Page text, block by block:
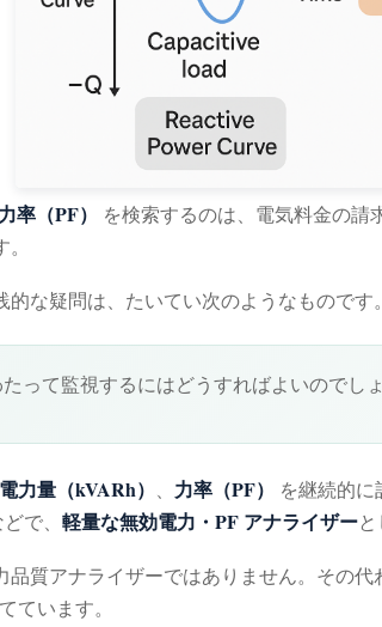
力率（PF）
を検索するのは、電気料金の請
な疑問は、たいてい次のようなものです。
って監視するにはどうすればよいのでし
力量（kVARh） 、 力率（PF）
を継続的
で、 軽量な無効電力・PF アナライザー
質アナライザーではありません。その
ています。